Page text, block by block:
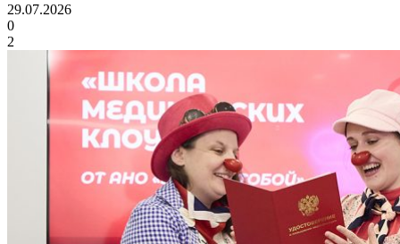
29.07.2026
0
2